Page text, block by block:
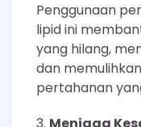
Penggunaan
lipid ini
yang hilang,
dan
pertahanan